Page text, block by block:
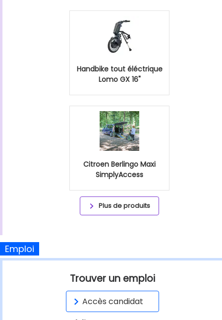
Handbike tout éléctrique
Lomo GX 16"
Citroen Berlingo Maxi
SimplyAccess
Plus de produits
Emploi
Trouver un emploi
Accès candidat